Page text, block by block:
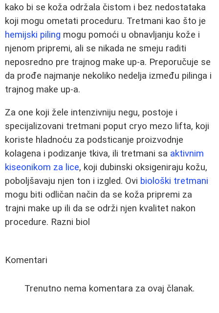
kako bi se koža održala čistom i bez nedostataka
koji mogu ometati proceduru. Tretmani kao što je
hemijski piling mogu pomoći u obnavljanju kože i
njenom pripremi, ali se nikada ne smeju raditi
neposredno pre trajnog make up-a. Preporučuje se
da prođe najmanje nekoliko nedelja između pilinga i
trajnog make up-a.
Za one koji žele intenzivniju negu, postoje i
specijalizovani tretmani poput cryo mezo lifta, koji
koriste hladnoću za podsticanje proizvodnje
kolagena i podizanje tkiva, ili tretmani sa aktivnim
kiseonikom za lice, koji dubinski oksigeniraju kožu,
poboljšavaju njen ton i izgled. Ovi biološki tretmani
mogu biti odličan način da se koža pripremi za
trajni make up ili da se održi njen kvalitet nakon
procedure. Razni biol
Komentari
Trenutno nema komentara za ovaj članak.